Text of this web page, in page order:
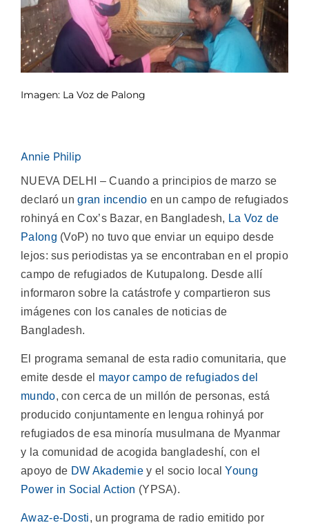
Imagen: La Voz de Palong
Annie Philip
NUEVA DELHI – Cuando a principios de marzo se
declaró un gran incendio en un campo de refugiados
rohinyá en Cox’s Bazar, en Bangladesh, La Voz de
Palong (VoP) no tuvo que enviar un equipo desde
lejos: sus periodistas ya se encontraban en el propio
campo de refugiados de Kutupalong. Desde allí
informaron sobre la catástrofe y compartieron sus
imágenes con los canales de noticias de
Bangladesh.
El programa semanal de esta radio comunitaria, que
emite desde el mayor campo de refugiados del
mundo, con cerca de un millón de personas, está
producido conjuntamente en lengua rohinyá por
refugiados de esa minoría musulmana de Myanmar
y la comunidad de acogida bangladeshí, con el
apoyo de DW Akademie y el socio localYoung
Power in Social Action (YPSA).
Awaz-e-Dosti, un programa de radio emitido por